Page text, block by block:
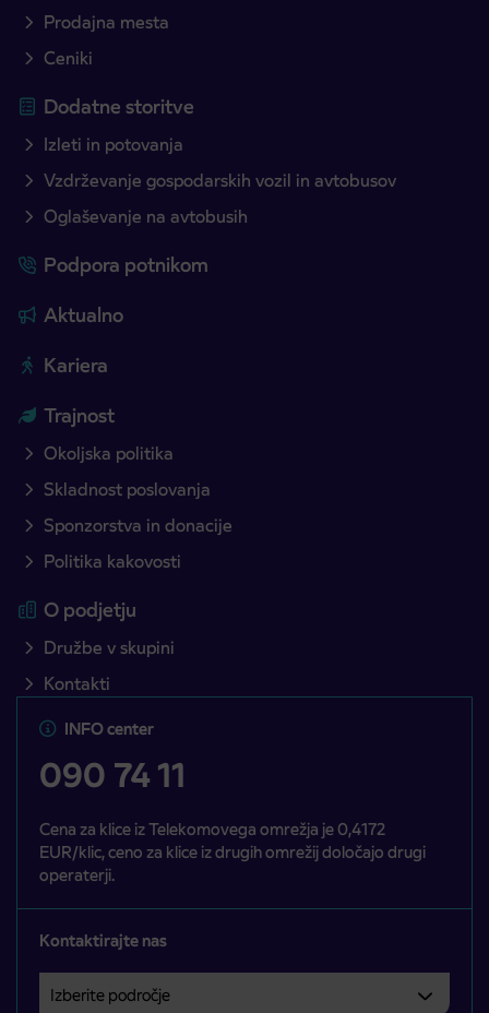
Prodajna mesta
Ceniki
Dodatne storitve
Izleti in potovanja
Vzdrževanje gospodarskih vozil in avtobusov
Oglaševanje na avtobusih
Podpora potnikom
Aktualno
Kariera
Trajnost
Okoljska politika
Skladnost poslovanja
Sponzorstva in donacije
Politika kakovosti
O podjetju
Družbe v skupini
Kontakti
INFO center
090 74 11
Cena za klice iz Telekomovega omrežja je 0,4172
EUR/klic, ceno za klice iz drugih omrežij določajo drugi
operaterji.
Kontaktirajte nas
Izberite področje
Področje je obvezno izbrati.